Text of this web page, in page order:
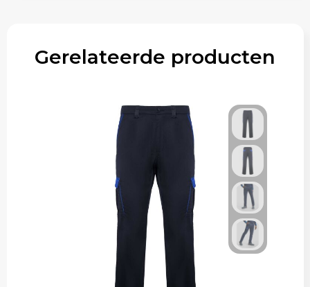
Gerelateerde producten